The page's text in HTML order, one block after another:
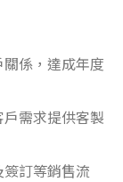
係，達成年度
需求提供客製
訂等銷售流